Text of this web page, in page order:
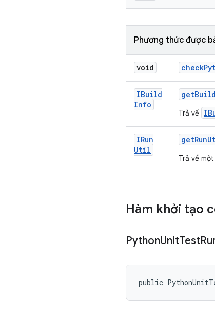
Phương thức được
void check
IBuild
Info
getBuild
Trả về
IRun
Util
getRun
Trả về một
Hàm khởi tạo
PythonUnitTest
public